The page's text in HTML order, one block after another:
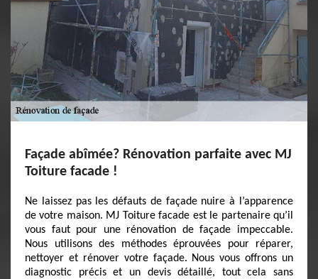
Façade abîmée? Rénovation parfaite avec MJ
Toiture facade !
Ne laissez pas les défauts de façade nuire à l’apparence
de votre maison. MJ Toiture facade est le partenaire qu’il
vous faut pour une rénovation de façade impeccable.
Nous utilisons des méthodes éprouvées pour réparer,
nettoyer et rénover votre façade. Nous vous offrons un
diagnostic précis et un devis détaillé, tout cela sans